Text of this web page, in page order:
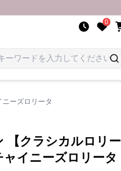
0
ーズロリータ
【クラシカルロリー
イニーズロリータ